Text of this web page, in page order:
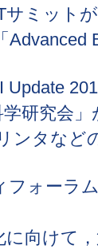
サミット
学研究会
ンタなど
ォーラ
向けて